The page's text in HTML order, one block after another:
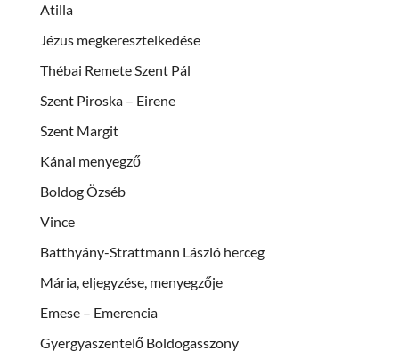
Atilla
Jézus megkeresztelkedése
Thébai Remete Szent Pál
Szent Piroska – Eirene
Szent Margit
Kánai menyegző
Boldog Özséb
Vince
Batthyány-Strattmann László herceg
Mária, eljegyzése, menyegzője
Emese – Emerencia
Gyergyaszentelő Boldogasszony